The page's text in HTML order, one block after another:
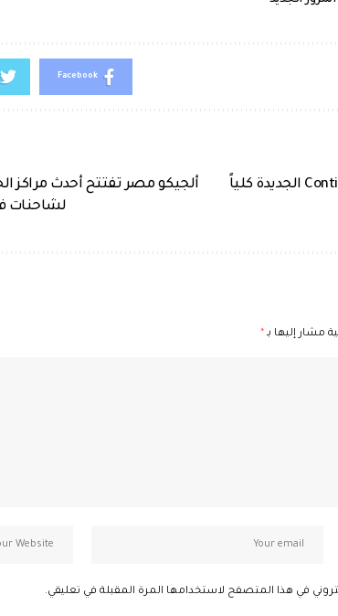
Facebook
Bentley تكشف عن Continental GT الجديدة كلياً
ألجيكو مصر تفتتح أحدث مراكز
لشاحنات
مشار إليها بـ*
في هذا المتصفح لاستخدامها المرة المقبلة في تعليقي.